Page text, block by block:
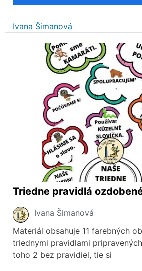
Ivana Šimanová
Triedne pravidlá
Ivana Šimanová
Materiál obsahuje 11 farebných
triednymi pravidlami
toho 2 bez pravidiel, tie si